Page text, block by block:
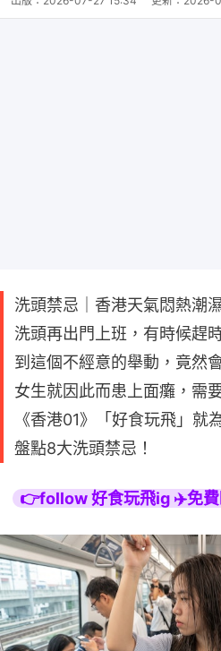
洗頭禁忌｜香港天氣悶熱潮
洗頭再出門上班，有時候趕
到這個不經意的舉動，竟然
女生就因此而患上面癱，需
《香港01》「好食玩飛」就
盤點8大洗頭禁忌！
👉follow 好食玩飛ig ✈️免費